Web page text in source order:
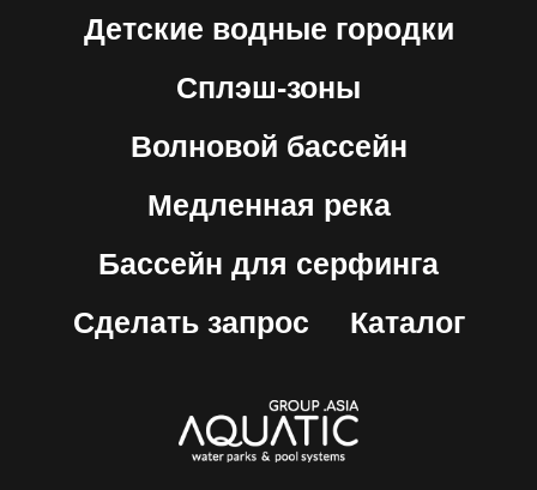
Детские водные городки
Сплэш-зоны
Волновой бассейн
Медленная река
Бассейн для серфинга
Сделать запрос
Каталог